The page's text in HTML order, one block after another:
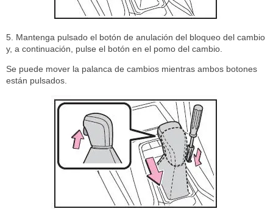
5. Mantenga pulsado el botón de anulación del bloqueo del cambio
y, a continuación, pulse el botón en el pomo del cambio.
Se puede mover la palanca de cambios mientras ambos botones
están pulsados.